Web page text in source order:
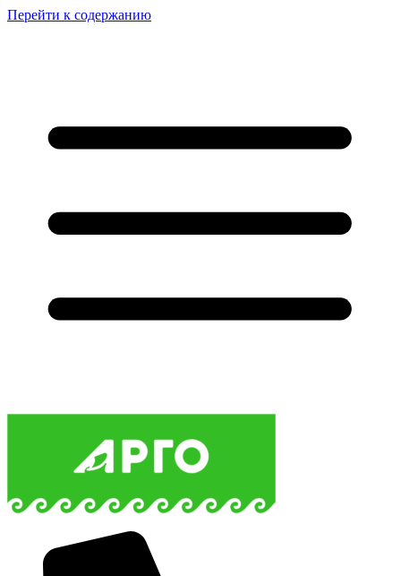
Перейти к содержанию